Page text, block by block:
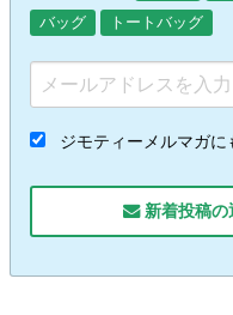
バッグ
トートバッグ
ジモティーメルマガに
新着投稿の